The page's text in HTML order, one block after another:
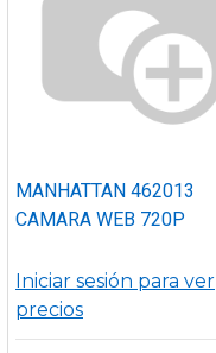
MANHATTAN 462013
CAMARA WEB 720P
Iniciar sesión para ver
precios